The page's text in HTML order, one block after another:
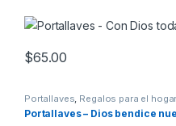
$65.00
Portallaves, Regalos para el hogar
Portallaves – Dios bendice